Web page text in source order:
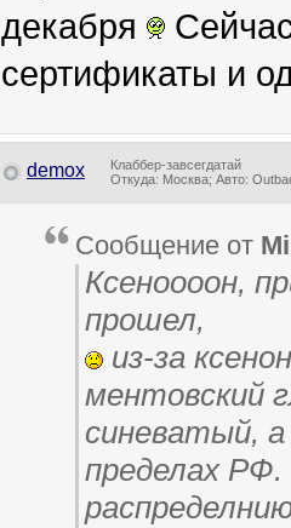
декабря
сертификаты и
demox
Клаббер-завсегдатай
Откуда: Москва; Авто:
Сообщение от
Ксеноооон,
прошел,
из-за
ментовский
синеватый,
пределах